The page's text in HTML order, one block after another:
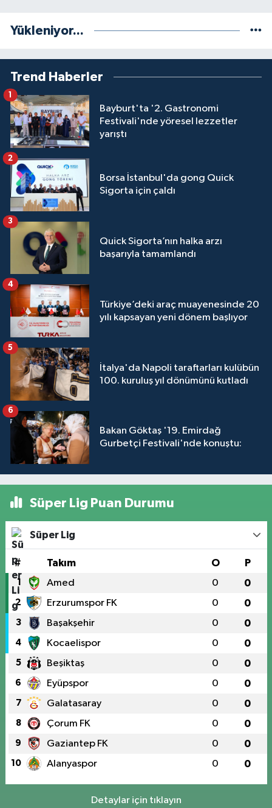
Yükleniyor...
Trend Haberler
Bayburt'ta '2. Gastronomi
Festivali'nde yöresel lezzetler
yarıştı
1
Borsa İstanbul'da gong Quick
Sigorta için çaldı
2
Quick Sigorta’nın halka arzı
başarıyla tamamlandı
3
Türkiye’deki araç muayenesinde 20
yılı kapsayan yeni dönem başlıyor
4
İtalya'da Napoli taraftarları kulübün
100. kuruluş yıl dönümünü kutladı
5
Bakan Göktaş '19. Emirdağ
Gurbetçi Festivali'nde konuştu:
6
Süper Lig Puan Durumu
Süper Lig
# Takım O P
1 Amed 0 0
2 Erzurumspor FK 0 0
3 Başakşehir 0 0
4 Kocaelispor 0 0
5 Beşiktaş 0 0
6 Eyüpspor 0 0
7 Galatasaray 0 0
8 Çorum FK 0 0
9 Gaziantep FK 0 0
10 Alanyaspor 0 0
Detaylar için tıklayın